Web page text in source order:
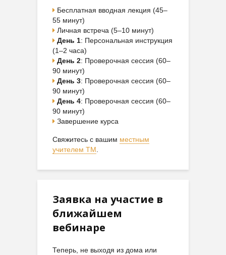
Бесплатная вводная лекция (45–
55 минут)
Личная встреча (5–10 минут)
День 1: Персональная инструкция
(1–2 часа)
День 2: Проверочная сессия (60–
90 минут)
День 3: Проверочная сессия (60–
90 минут)
День 4: Проверочная сессия (60–
90 минут)
Завершение курса
Свяжитесь с вашим местным
учителем ТМ
Заявка на участие в
ближайшем
вебинаре
Теперь, не выходя из дома или